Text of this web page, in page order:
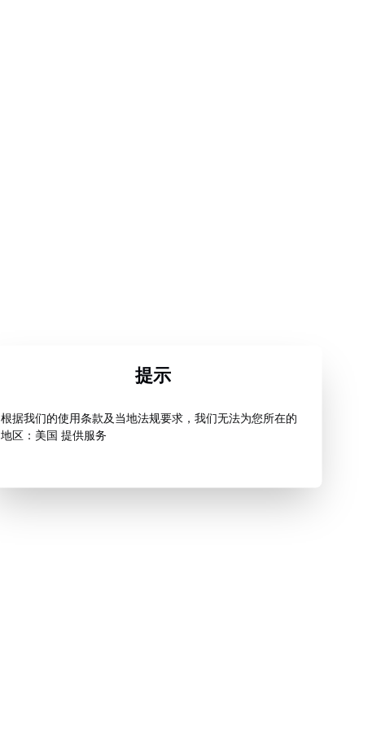
提示
根据我们的使用条款及当地法规要求，我们无法为您所在的
地区：美国 提供服务